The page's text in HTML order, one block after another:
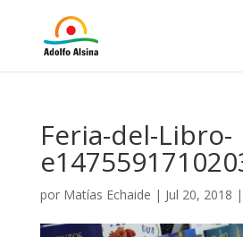
Feria-del-Libro-
por Matías Echaide | Jul 20, 2018 |